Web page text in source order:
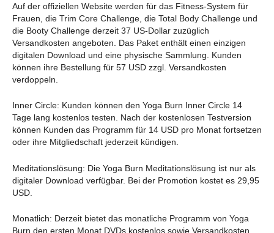
Auf der offiziellen Website werden für das Fitness-System für
Frauen, die Trim Core Challenge, die Total Body Challenge und
die Booty Challenge derzeit 37 US-Dollar zuzüglich
Versandkosten angeboten. Das Paket enthält einen einzigen
digitalen Download und eine physische Sammlung. Kunden
können ihre Bestellung für 57 USD zzgl. Versandkosten
verdoppeln.
Inner Circle: Kunden können den Yoga Burn Inner Circle 14
Tage lang kostenlos testen. Nach der kostenlosen Testversion
können Kunden das Programm für 14 USD pro Monat fortsetzen
oder ihre Mitgliedschaft jederzeit kündigen.
Meditationslösung: Die Yoga Burn Meditationslösung ist nur als
digitaler Download verfügbar. Bei der Promotion kostet es 29,95
USD.
Monatlich: Derzeit bietet das monatliche Programm von Yoga
Burn den ersten Monat DVDs kostenlos sowie Versandkosten